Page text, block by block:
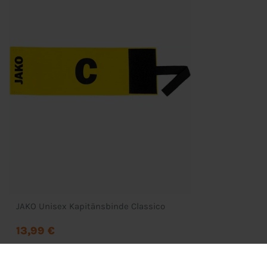
JAKO Unisex Kapitänsbinde Classico
13,99 €